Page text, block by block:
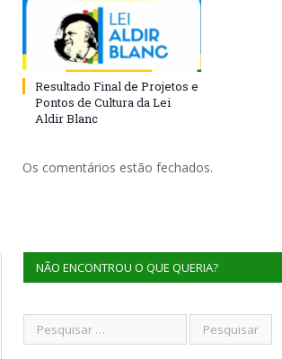
Resultado Final de Projetos e
Pontos de Cultura da Lei
Aldir Blanc
Os comentários estão fechados.
NÃO ENCONTROU O QUE QUERIA?